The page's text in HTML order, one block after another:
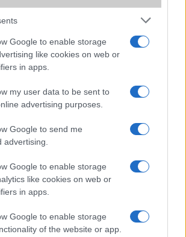
Google to enable storage
like cookies on web or
in apps.
my user data to be sent to
advertising purposes.
Google to send me
advertising.
Google to enable storage
like cookies on web or
in apps.
Google to enable storage
of the website or app.
Samsung Galaxy készülék kimarad a One
itt a lista az érintett modellekről
dátum - ekkor rántja le a leplet az
automatizmusai: hat funkció, amely
meg a mindennapokat
funkció teljesen megváltoztatja a
érdemes kivárni az iPhone 18 Prot